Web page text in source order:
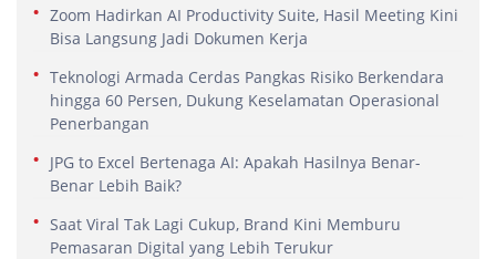
Zoom Hadirkan AI Productivity Suite, Hasil Meeting Kini
Bisa Langsung Jadi Dokumen Kerja
Teknologi Armada Cerdas Pangkas Risiko Berkendara
hingga 60 Persen, Dukung Keselamatan Operasional
Penerbangan
JPG to Excel Bertenaga AI: Apakah Hasilnya Benar-
Benar Lebih Baik?
Saat Viral Tak Lagi Cukup, Brand Kini Memburu
Pemasaran Digital yang Lebih Terukur